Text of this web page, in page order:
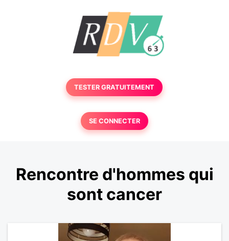
TESTER GRATUITEMENT
SE CONNECTER
Rencontre d'hommes qui
sont cancer